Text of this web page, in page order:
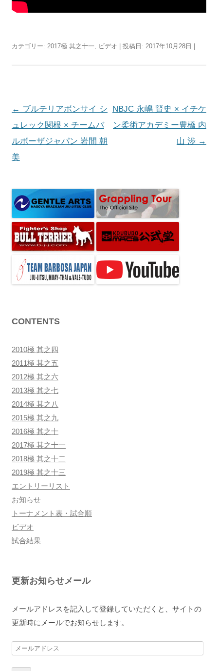
カテゴリー: 2017極 其之十一, ビデオ | 投稿日: 2017年10月28日
投
稿
ナ
ビ
ー
シ
ョ
ン
← ブルテリアボンサイ シ
ュレック関根 × チームバ
ルボーザジャパン 岩間 朝
美
NBJC 永嶋 賢史 × イチケ
ン柔術アカデミー豊橋 内
山 渉 →
CONTENTS
2010極 其之四
2011極 其之五
2012極 其之六
2013極 其之七
2014極 其之八
2015極 其之九
2016極 其之十
2017極 其之十一
2018極 其之十二
2019極 其之十三
エントリーリスト
お知らせ
トーナメント表・試合順
ビデオ
試合結果
更新お知らせメール
メールアドレスを記入して登録していただくと、サイトの
更新時にメールでお知らせします。
メ